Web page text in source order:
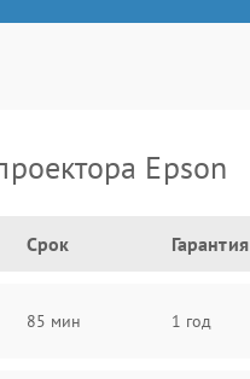
Epson
Срок Гарантия
85 мин 1 год